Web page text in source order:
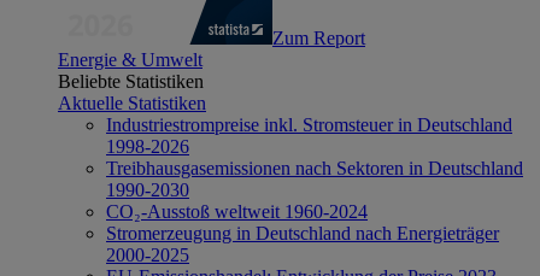
Zum Report
Energie & Umwelt
Beliebte Statistiken
Aktuelle Statistiken
Industriestrompreise inkl. Stromsteuer in Deutschland
1998-2026
Treibhausgasemissionen nach Sektoren in Deutschland
1990-2030
CO₂-Ausstoß weltweit 1960-2024
Stromerzeugung in Deutschland nach Energieträger
2000-2025